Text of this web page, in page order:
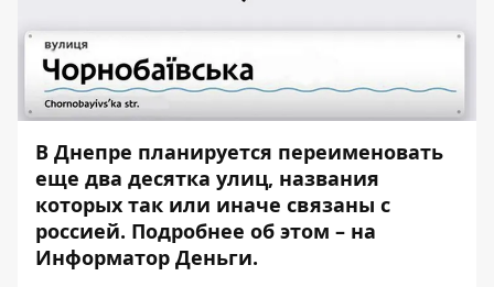
В Днепре планируется переименовать
еще два десятка улиц, названия
которых так или иначе связаны с
россией. Подробнее об этом – на
Информатор Деньги.